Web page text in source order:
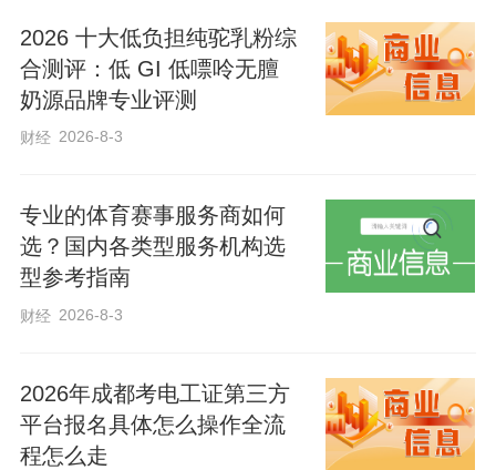
能够精准分析学生动作短板，助力教师在
课堂上开展针对性训练。
智慧体育实践，在京雄教育协同赋能下不
教育厅和雄安新区教育局共同主办的“京智
赋能·育见未来”——“人工智能+教育”京雄
合作启动会在雄安举办。现场，雄安中小
学“班超运动汇”平台正式入驻“首都教育新
作为雄安新区面向中小学生打造的体育赛
2026 十大低负担纯驼乳粉综
合测评：低 GI 低嘌呤无膻
奶源品牌专业评测
财经 2026-8-3
专业的体育赛事服务商如何
选？国内各类型服务机构选
型参考指南
财经 2026-8-3
2026年成都考电工证第三方
平台报名具体怎么操作全流
程怎么走